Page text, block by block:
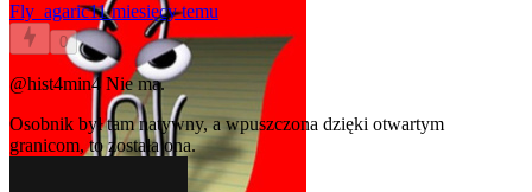
Fly_agaric11 miesięcy temu
0
@hist4min4Nie ma.
Osobnik był tam natywny, a wpuszczona dzięki otwartym
granicom, to została ona.